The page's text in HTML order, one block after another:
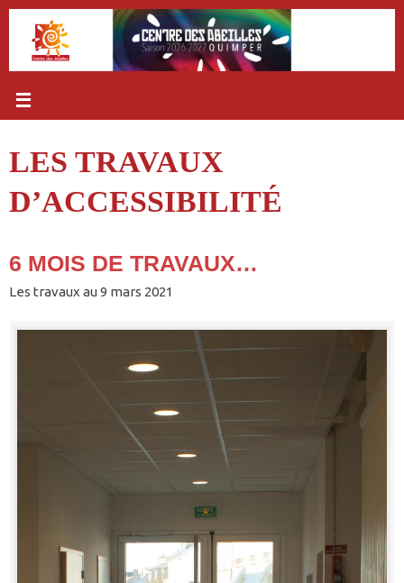
Passer
contenu
LES TRAVAUX
D’ACCESSIBILITÉ
6 MOIS DE TRAVAUX…
Les travaux au 9 mars 2021